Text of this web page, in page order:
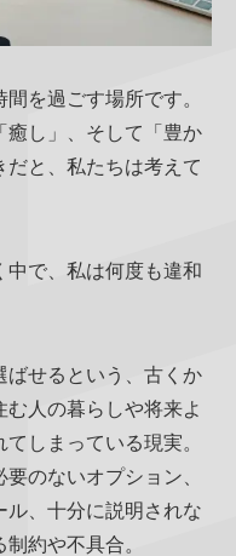
を過ごす場所です。
癒し」、そして「豊か
だと、私たちは考えて
中で、私は何度も違和
ばせるという、古くか
人の暮らしや将来よ
しまっている現実。
のないオプション、
ル、十分に説明されな
約や不具合。